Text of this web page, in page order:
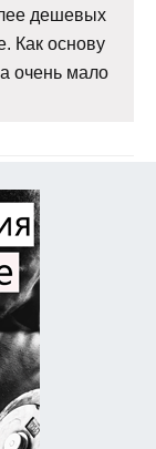
дешевых
Как основу
очень мало